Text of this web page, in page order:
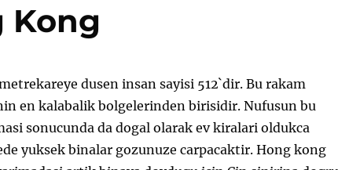
Kong
dusen insan sayisi 512`dir. Bu rakam
en kalabalik bolgelerinden birisidir. Nufusun bu
sonucunda da dogal olarak ev kiralari oldukca
yuksek binalar gozunuze carpacaktir. Hong kong